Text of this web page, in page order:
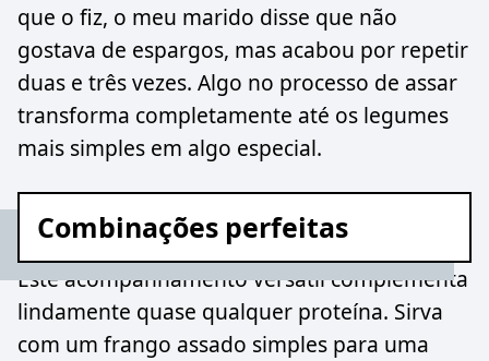
que o fiz, o meu marido disse que não
gostava de espargos, mas acabou por repetir
duas e três vezes. Algo no processo de assar
transforma completamente até os legumes
mais simples em algo especial.
Combinações perfeitas
Este acompanhamento versátil complementa
lindamente quase qualquer proteína. Sirva
com um frango assado simples para uma